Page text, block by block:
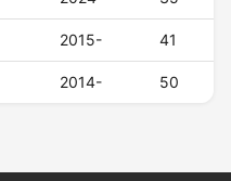
2015- 41
2014- 50